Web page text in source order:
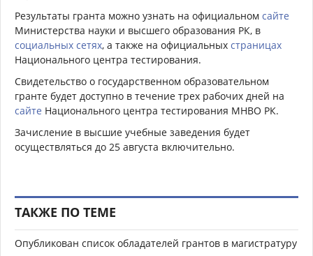
Результаты гранта можно узнать на официальном сайте
Министерства науки и высшего образования РК, в
социальных сетях, а также на официальных страницах
Национального центра тестирования.
Свидетельство о государственном образовательном
гранте будет доступно в течение трех рабочих дней на
сайте Национального центра тестирования МНВО РК.
Зачисление в высшие учебные заведения будет
осуществляться до 25 августа включительно.
ТАКЖЕ ПО ТЕМЕ
Опубликован список обладателей грантов в магистратуру